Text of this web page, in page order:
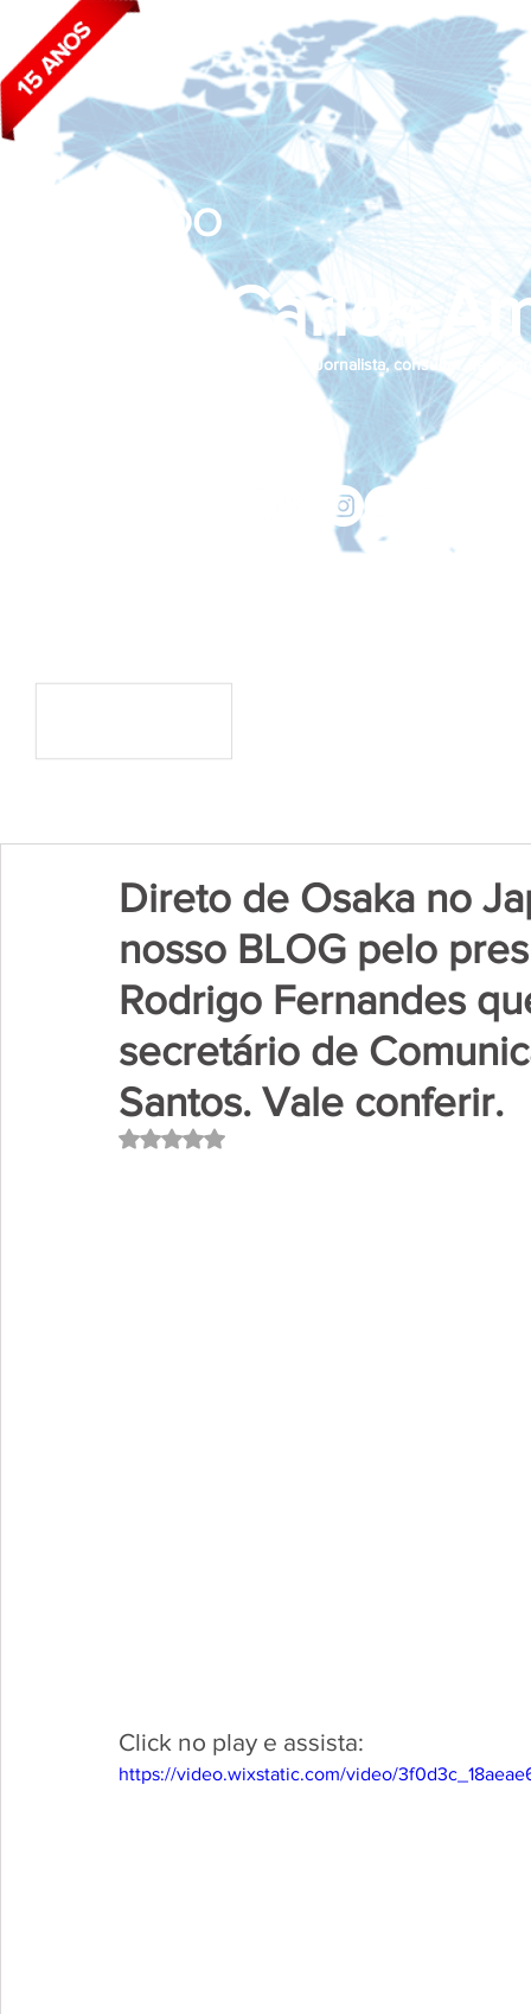
João Carlos
BLOG DO
Jornalista, consultor de
Direto de Osaka no
nosso BLOG pelo
Rodrigo Fernandes
secretário de
Santos. Vale conferir.
Avaliado com NaN de 5 estrelas.
Click no play e assista:
https://video.wixstatic.com/video/